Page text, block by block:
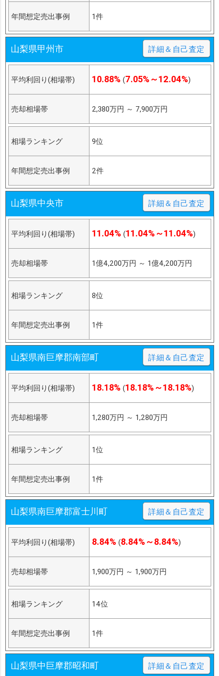
年間想定売出事例 1件
山梨県甲州市 詳細＆自己査定
平均利回り(相場帯) 10.88% (7.05%～12.04%)
売却相場帯 2,380万円 ～ 7,900万円
相場ランキング 9位
年間想定売出事例 2件
山梨県中央市 詳細＆自己査定
平均利回り(相場帯) 11.04% (11.04%～11.04%)
売却相場帯 1億4,200万円 ～ 1億4,200万円
相場ランキング 8位
年間想定売出事例 1件
山梨県南巨摩郡南部町 詳細＆自己査定
平均利回り(相場帯) 18.18% (18.18%～18.18%)
売却相場帯 1,280万円 ～ 1,280万円
相場ランキング 1位
年間想定売出事例 1件
山梨県南巨摩郡富士川町 詳細＆自己査定
平均利回り(相場帯) 8.84% (8.84%～8.84%)
売却相場帯 1,900万円 ～ 1,900万円
相場ランキング 14位
年間想定売出事例 1件
山梨県中巨摩郡昭和町 詳細＆自己査定